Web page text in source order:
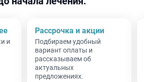
и
Рассрочка и акции
Подбираем удобный
вариант оплаты и
рассказываем об
актуальных
предложениях.